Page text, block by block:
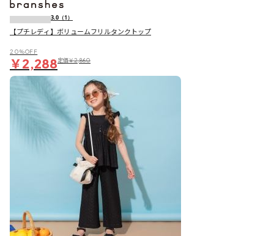
3.0 （1）
【プチレディ】ボリュームフリルタンクトップ
20％OFF
￥2,288定価￥2,860